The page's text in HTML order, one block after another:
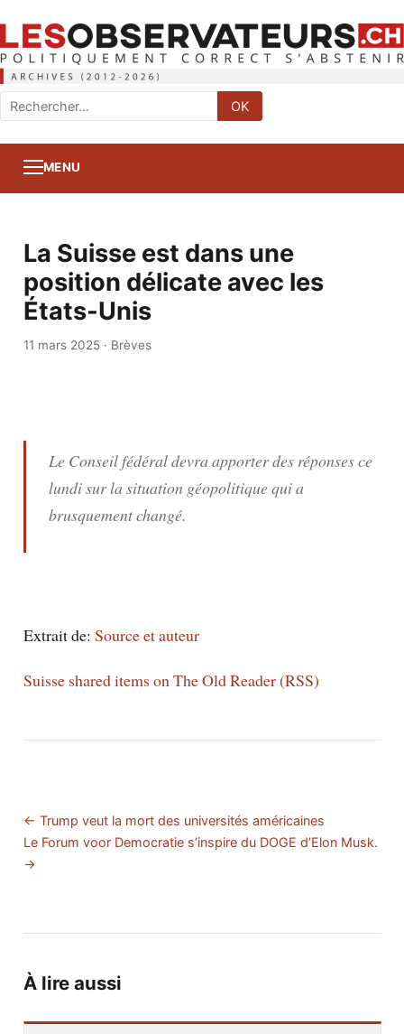
Rechercher
:
OK
MENU
La Suisse est dans une
position délicate avec les
États-Unis
11 mars 2025· Brèves
Le Conseil fédéral devra apporter des réponses ce
lundi sur la situation géopolitique qui a
brusquement changé.
Extrait de: Source et auteur
Suisse shared items on The Old Reader (RSS)
← Trump veut la mort des universités américaines
Le Forum voor Democratie s’inspire du DOGE d’Elon Musk.
→
À lire aussi